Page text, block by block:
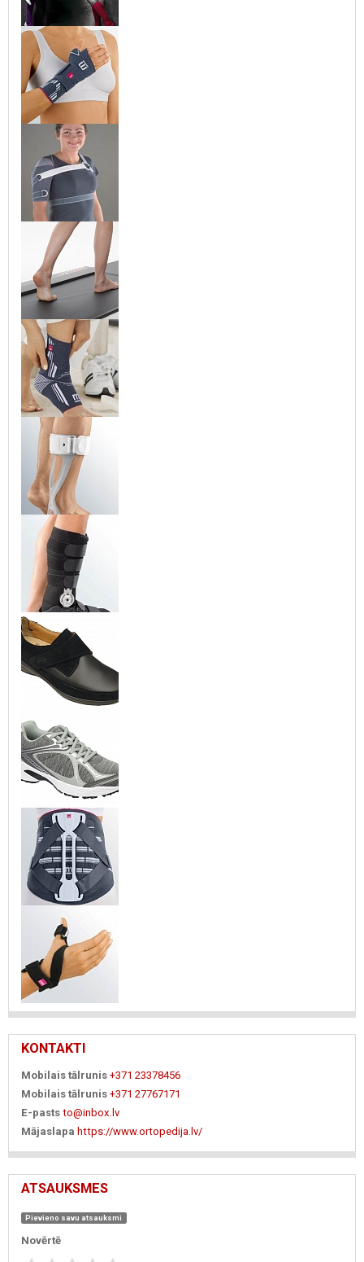
KONTAKTI
Mobilais tālrunis +371 23378456
Mobilais tālrunis +371 27767171
E-pasts to@inbox.lv
Mājaslapa https://www.ortopedija.lv/
ATSAUKSMES
Pievieno savu atsauksmi
Novērtē